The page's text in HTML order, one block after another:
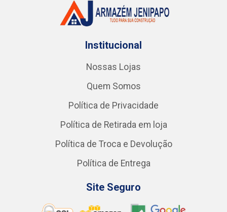
Institucional
Nossas Lojas
Quem Somos
Política de Privacidade
Política de Retirada em loja
Política de Troca e Devolução
Política de Entrega
Site Seguro